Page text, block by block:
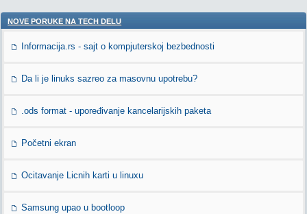
NOVE PORUKE NA TECH DELU
Informacija.rs - sajt o kompjuterskoj bezbednosti
Da li je linuks sazreo za masovnu upotrebu?
.ods format - upoređivanje kancelarijskih paketa
Početni ekran
Ocitavanje Licnih karti u linuxu
Samsung upao u bootloop